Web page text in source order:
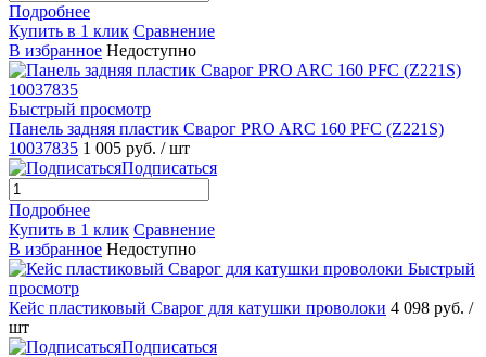
Подробнее
Купить в 1 клик Сравнение
В избранное Недоступно
Быстрый просмотр
Панель задняя пластик Сварог PRO ARC 160 PFC (Z221S)
10037835 1 005 руб. / шт
Подписаться
Подробнее
Купить в 1 клик Сравнение
В избранное Недоступно
Быстрый
просмотр
Кейс пластиковый Сварог для катушки проволоки 4 098 руб. /
шт
Подписаться